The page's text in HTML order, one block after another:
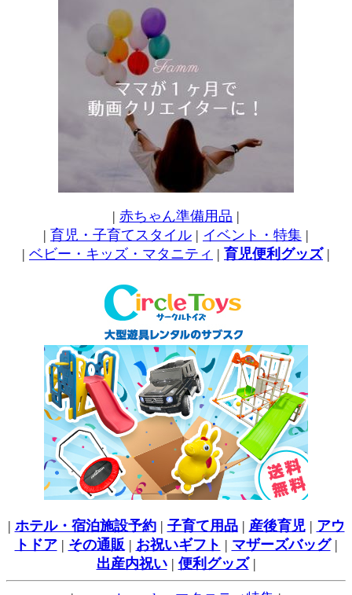
| 赤ちゃん準備用品 |
| 育児・子育てスタイル | イベント・特集 |
| ベビー・キッズ・マタニティ | 育児便利グッズ|
| ホテル・宿泊施設予約| 子育て用品| 産後育児| アウ
トドア| その通販 | お祝いギフト | マザーズバッグ|
出産内祝い| 便利グッズ|